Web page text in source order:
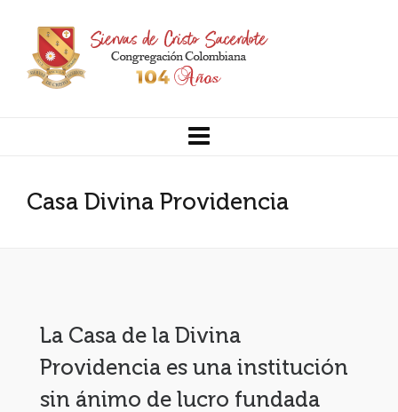
Casa Divina Providencia
La Casa de la Divina
Providencia es una institución
sin ánimo de lucro fundada